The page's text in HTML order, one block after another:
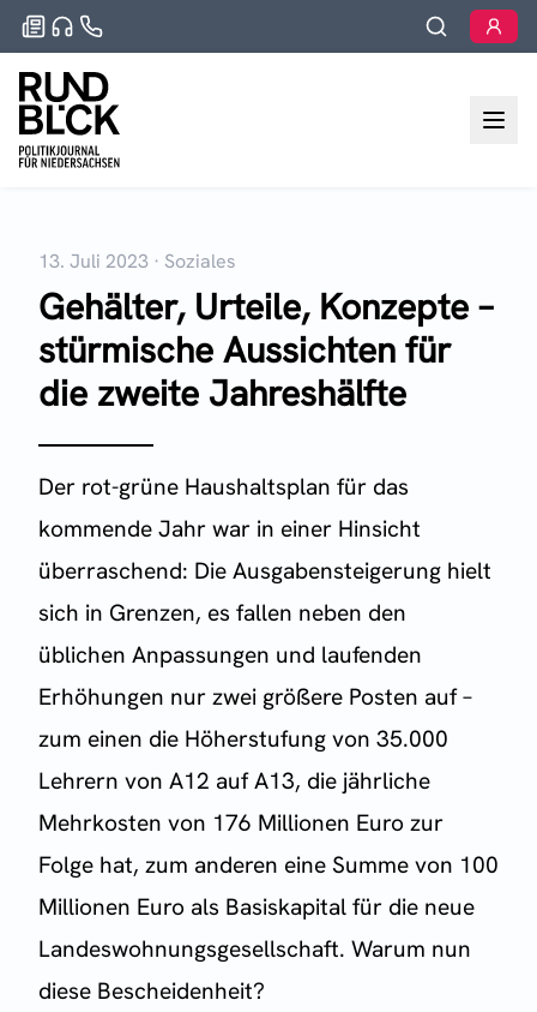
13. Juli 2023 · Soziales
Gehälter, Urteile, Konzepte –
stürmische Aussichten für
die zweite Jahreshälfte
Der rot-grüne Haushaltsplan für das
kommende Jahr war in einer Hinsicht
überraschend: Die Ausgabensteigerung hielt
sich in Grenzen, es fallen neben den
üblichen Anpassungen und laufenden
Erhöhungen nur zwei größere Posten auf –
zum einen die Höherstufung von 35.000
Lehrern von A12 auf A13, die jährliche
Mehrkosten von 176 Millionen Euro zur
Folge hat, zum anderen eine Summe von 100
Millionen Euro als Basiskapital für die neue
Landeswohnungsgesellschaft. Warum nun
diese Bescheidenheit?